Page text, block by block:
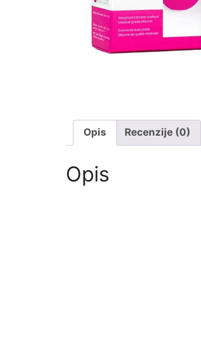
Opis Recenzije (0)
Opis